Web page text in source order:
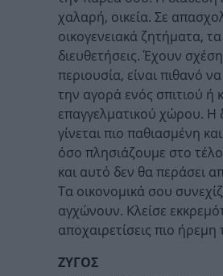
χαλαρή, οικεία. Σε
οικογενειακά ζητήματα,
διευθετήσεις. Έχουν
περιουσία, είναι πιθανό
την αγορά ενός σπιτιού ή
επαγγελματικού χώρου. Η
γίνεται πιο παθιασμένη
όσο πλησιάζουμε στο
και αυτό δεν θα περάσει
Τα οικονομικά σου
αγχώνουν. Κλείσε
αποχαιρετίσεις πιο ήρεμη
ΖΥΓΟΣ